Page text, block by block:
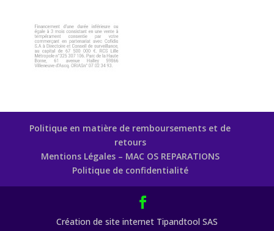
Politique en matière de remboursements et de
retours
Mentions Légales – MAC OS REPARATIONS
Politique de confidentialité
Création de site internet Tipandtool SAS